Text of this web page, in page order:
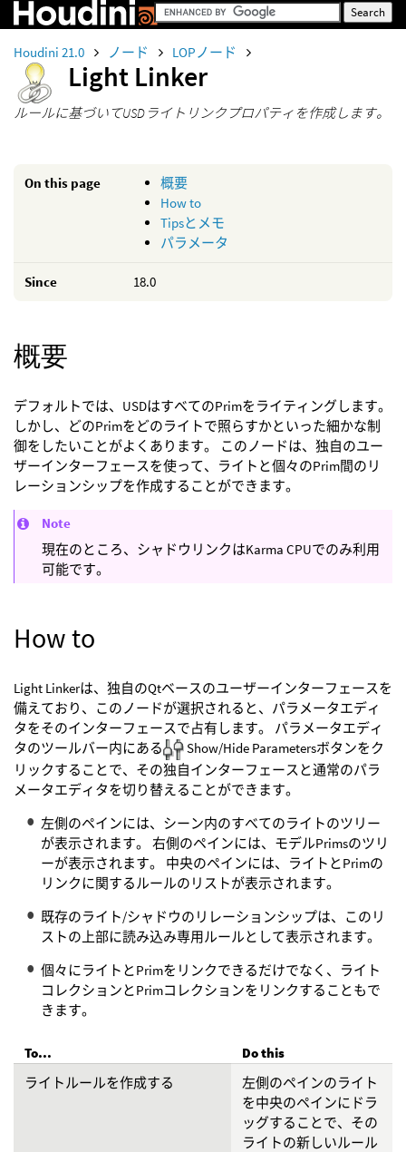
Houdini 21.0 ノード LOPノード
Light Linker
ルールに基づいてUSDライトリンクプロパティを作成します。
On this page
概要
How to
Tipsとメモ
パラメータ
Since 18.0
概要
デフォルトでは、USDはすべてのPrimをライティングします。
しかし、どのPrimをどのライトで照らすかといった細かな制
御をしたいことがよくあります。 このノードは、独自のユー
ザーインターフェースを使って、ライトと個々のPrim間のリ
レーションシップを作成することができます。
Note
現在のところ、シャドウリンクはKarma CPUでのみ利用
可能です。
How to
Light Linkerは、独自のQtベースのユーザーインターフェースを
備えており、このノードが選択されると、パラメータエディ
タをそのインターフェースで占有します。 パラメータエディ
タのツールバー内にある
Show/Hide Parametersボタンをク
リックすることで、その独自インターフェースと通常のパラ
メータエディタを切り替えることができます。
左側のペインには、シーン内のすべてのライトのツリー
が表示されます。 右側のペインには、モデルPrimsのツリ
ーが表示されます。 中央のペインには、ライトとPrimの
リンクに関するルールのリストが表示されます。
既存のライト/シャドウのリレーションシップは、このリ
ストの上部に読み込み専用ルールとして表示されます。
個々にライトとPrimをリンクできるだけでなく、ライト
コレクションとPrimコレクションをリンクすることもで
きます。
To...
Do this
ライトルールを作成する
左側のペインのライト
を中央のペインにドラ
ッグすることで、その
ライトの新しいルール